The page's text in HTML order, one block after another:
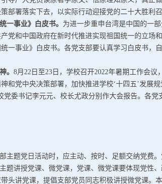
部署落实下去，以实际行动迎接党的二十大胜利
一事业》白皮书。 为进一步重申台湾是中国的一
党和中国政府在新时代推进实现祖国统一的立场
一事业》白皮书。各党支部要认真学习白皮书，
。 8月22日至23日，学校召开2022年暑期工作会
和党中央决策部署，加快推进学校‘十四五’发展
党委书记李元元、校长尤政分别作大会报告。各
主题党日活动时，应主动、按时、足额交纳党费。
题讲授党课、微党课，党课、微党课要体现党性
头讲党课，提倡支部党员同志积极讲授微党课。